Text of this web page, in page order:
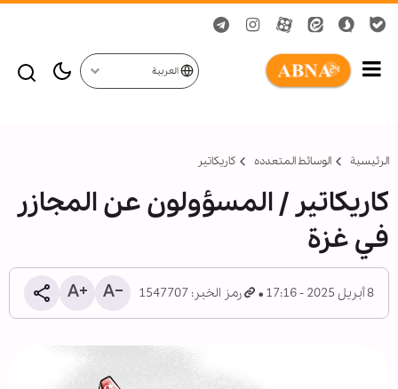
العربية
الرئيسية الوسائط المتعدده کاریکاتیر
کاریکاتیر / المسؤولون عن المجازر
في غزة
8 أبريل 2025 - 17:16 رمز الخبر: 1547707